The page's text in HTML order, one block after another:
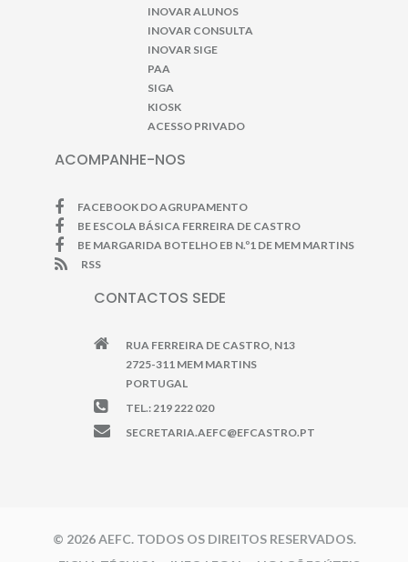
INOVAR ALUNOS
INOVAR CONSULTA
INOVAR SIGE
PAA
SIGA
KIOSK
ACESSO PRIVADO
ACOMPANHE-NOS
FACEBOOK DO AGRUPAMENTO
BE ESCOLA BÁSICA FERREIRA DE CASTRO
BE MARGARIDA BOTELHO EB N.º1 DE MEM MARTINS
RSS
CONTACTOS SEDE
RUA FERREIRA DE CASTRO, N13
2725-311 MEM MARTINS
PORTUGAL
TEL.: 219 222 020
SECRETARIA.AEFC@EFCASTRO.PT
© 2026 AEFC. TODOS OS DIREITOS RESERVADOS.